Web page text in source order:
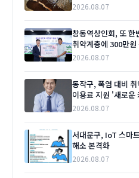
2026.08.07
창동역상인회, 또
취약계층에 300만원
2026.08.07
동작구, 폭염 대비
이용료 지원 '새로운
2026.08.07
서대문구, IoT 스마
해소 본격화
2026.08.07